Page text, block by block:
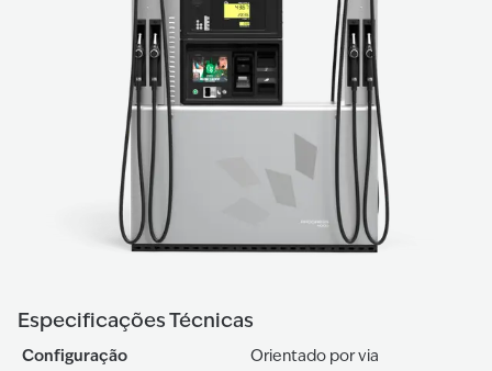
Especificações Técnicas
Configuração Orientado por via